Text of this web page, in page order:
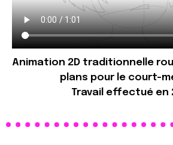
Animation 2D traditionnelle
plans pour le court-
Travail effectué en